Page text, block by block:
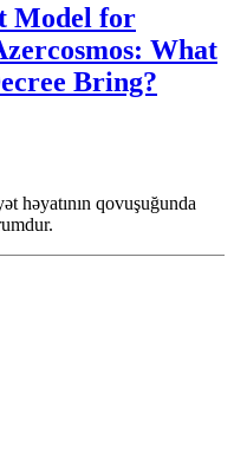
Model for
What
Bring?
həyatının qovuşuğunda